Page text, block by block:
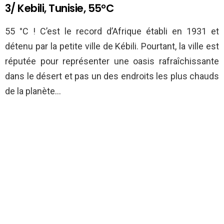
3/ Kebili, Tunisie, 55°C
55 °C ! C’est le record d’Afrique établi en 1931 et
détenu par la petite ville de Kébili. Pourtant, la ville est
réputée pour représenter une oasis rafraîchissante
dans le désert et pas un des endroits les plus chauds
de la planète…